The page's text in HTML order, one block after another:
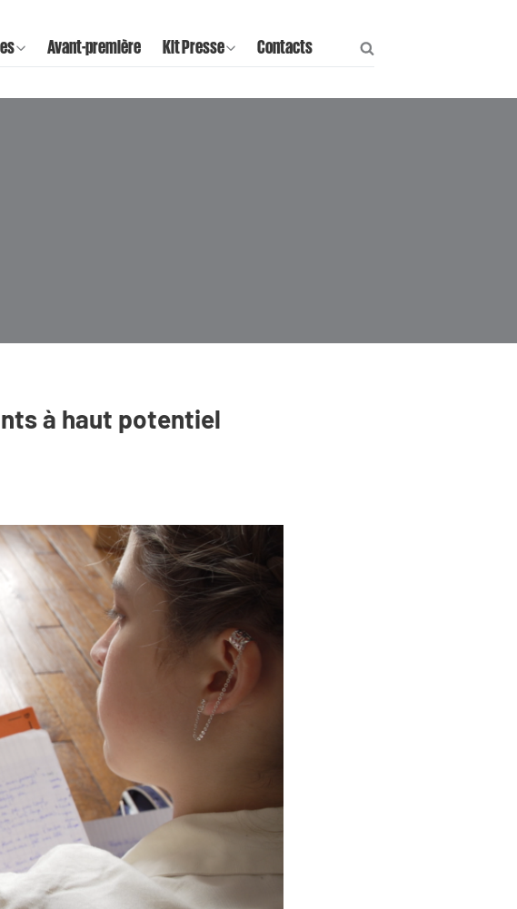
Avant-première Kit Presse Contacts
à haut potentiel